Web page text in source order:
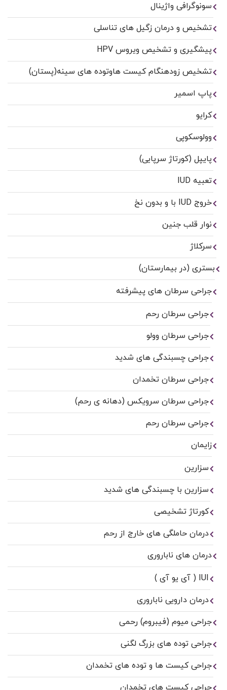
سونوگرافی واژینال
تشخیص و درمان زگیل های تناسلی
پیشگیری و تشخیص ویروس HPV
تشخیص زودهنگام کیست هاوتوده های سینه(پستان)
پاپ اسمیر
کرایو
وولوسکوپی
پایپل (کورتاژ سرپایی)
تعبیه IUD
خروج IUD با و بدون نخ
نوار قلب جنین
سرکلاژ
بستری (در بیمارستان)
جراحی سرطان های پیشرفته
جراحی سرطان رحم
جراحی سرطان وولو
جراحی چسبندگی های شدید
جراحی سرطان تخمدان
جراحی سرطان سرویکس (دهانه ی رحم)
جراحی سرطان رحم
زایمان
سزارین
سزارین با چسبندگی های شدید
کورتاژ تشخیصی
درمان حاملگی های خارج از رحم
درمان های ناباروری
IUI ( آی یو آی )
درمان دارویی ناباروری
جراحی میوم (فیبروم) رحمی
جراحی توده های بزرگ لگنی
جراحی کیست ها و توده های تخمدان
جراحی کیست های تخمدان